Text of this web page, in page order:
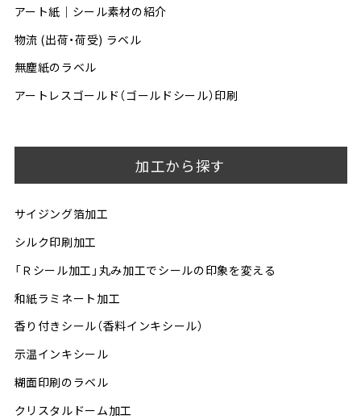
アート紙｜シール素材の紹介
物流 (出荷・荷受) ラベル
無塵紙のラベル
アートレスゴールド（ゴールドシール）印刷
加工から探す
サイジング箔加工
シルク印刷加工
「Ｒシール加工」丸み加工でシールの印象を変える
和紙ラミネート加工
香り付きシール（香料インキシール）
示温インキシール
糊面印刷のラベル
クリスタルドーム加工